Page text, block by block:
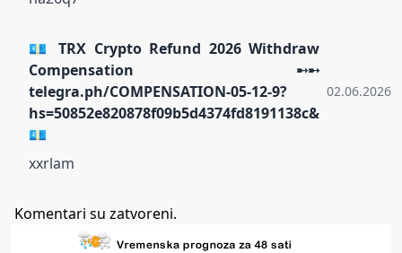
💶 TRX Crypto Refund 2026 Withdraw
Compensation ➸➸
telegra.ph/COMPENSATION-05-12-9?
hs=50852e820878f09b5d4374fd8191138c&
💶
02.06.2026.
xxrlam
Komentari su zatvoreni.